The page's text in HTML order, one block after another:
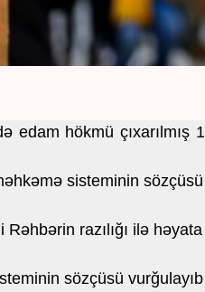
edam hökmü çıxarılmış
sisteminin
razılığı ilə
sözçüsü